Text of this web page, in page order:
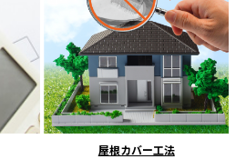
屋根カバー工法